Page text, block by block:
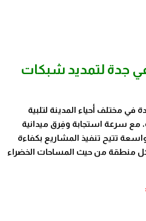
جدة لتمديد شبكات
مختلف أحياء المدينة لتلبية
مع سرعة استجابة وفِرق ميدانية
تتيح تنفيذ المشاريع بكفاءة
منطقة من حيث المساحات الخضراء